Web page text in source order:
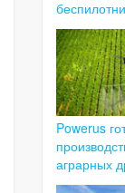
Powerus
аграрных